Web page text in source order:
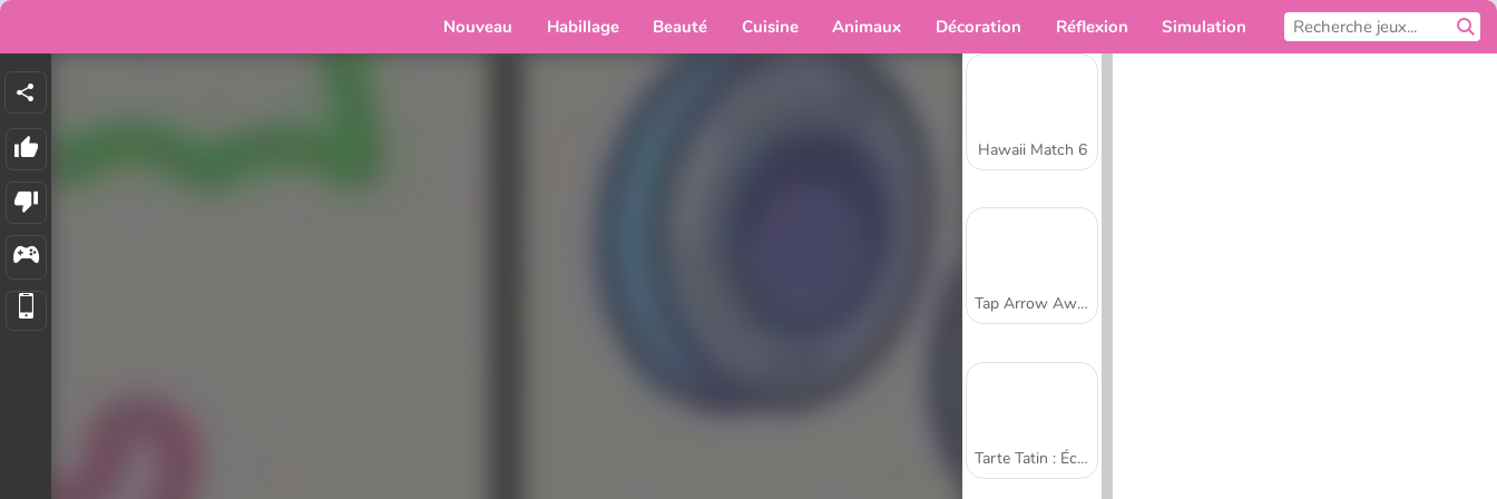
Nouveau Habillage Beauté Cuisine Animaux Décoration Réflexion Simulation
Hawaii Match 6
Tap Arrow Away
Tarte Tatin : École de cuisine de Sara